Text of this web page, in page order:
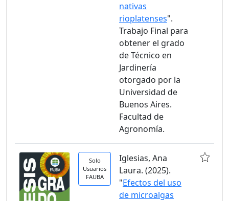
nativas
rioplatenses".
Trabajo Final para
obtener el grado
de Técnico en
Jardinería
otorgado por la
Universidad de
Buenos Aires.
Facultad de
Agronomía.
Solo
Usuarios
FAUBA
Iglesias, Ana
Laura. (2025).
"Efectos del uso
de microalgas